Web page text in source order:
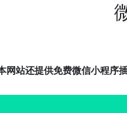
网站还提供免费微信小程序